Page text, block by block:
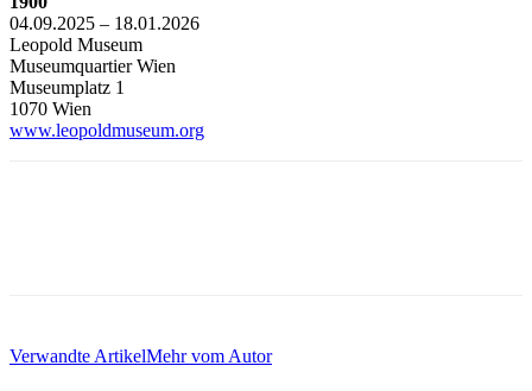
04.09.2025 – 18.01.2026
Leopold Museum
Museumquartier Wien
Museumplatz 1
1070 Wien
www.leopoldmuseum.org
Verwandte ArtikelMehr vom Autor